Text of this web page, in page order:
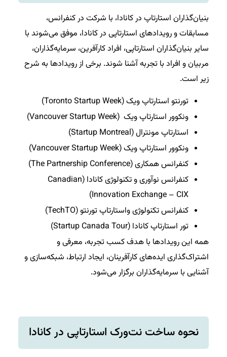
بنیان‌گذاران استارتاپ در کانادا، با شرکت در کنفرانس،
مسابقات و رویداد‌های استارتاپی در کانادا، موفق می‌شوند با
سایر بنیان‌گذاران استارتاپی، افراد کارآفرین، سرمایه‌گذاران،
مربیان و افراد با تجربه آشنا شوند. برخی از رویدادها به شرح
زیر است.
تورنتو استارتاپ ویک (Toronto Startup Week)
ونکوور استارتاپ ویک (Vancouver Startup Week)
استارتاپ مونترال (Startup Montreal)
ونکوور استارتاپ ویک (Vancouver Startup Week)
کنفرانس همکاری (The Partnership Conference)
کنفرانس نوآوری و تکنولوژی کانادا (Canadian
Innovation Exchange – CIX)
کنفرانس تکنولوژی واستارتاپ تورنتو (TechTO)
تور استارتاپ کانادا (Startup Canada Tour)
همه این رویدادها با هدف کسب تجربه، معرفی و
اشتراک‌گذاری ایده‌های کارآفرینان، ایجاد ارتباط، شبکه‌سازی و
آشنایی با سرمایه‌گذاران برگزار می‌شود.
نحوه ‌‌‌‌‌‌‌‌‌‌‌‌‌‌‌ساخت نت‌ورک استارتاپی در کانادا